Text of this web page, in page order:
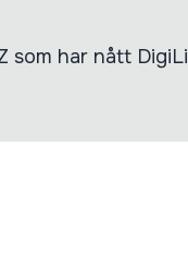
som har nått